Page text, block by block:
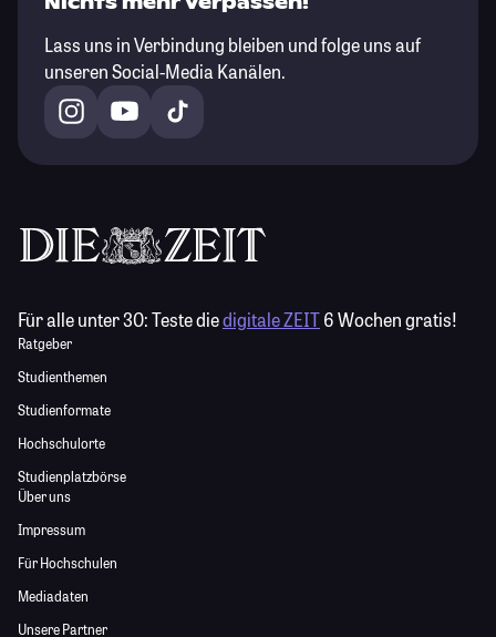
Lass uns in Verbindung bleiben und folge uns auf
unseren Social-Media Kanälen.
Für alle unter 30:Teste diedigitale ZEIT6 Wochen gratis!
Ratgeber
Studienthemen
Studienformate
Hochschulorte
Studienplatzbörse
Über uns
Impressum
Für Hochschulen
Mediadaten
Unsere Partner